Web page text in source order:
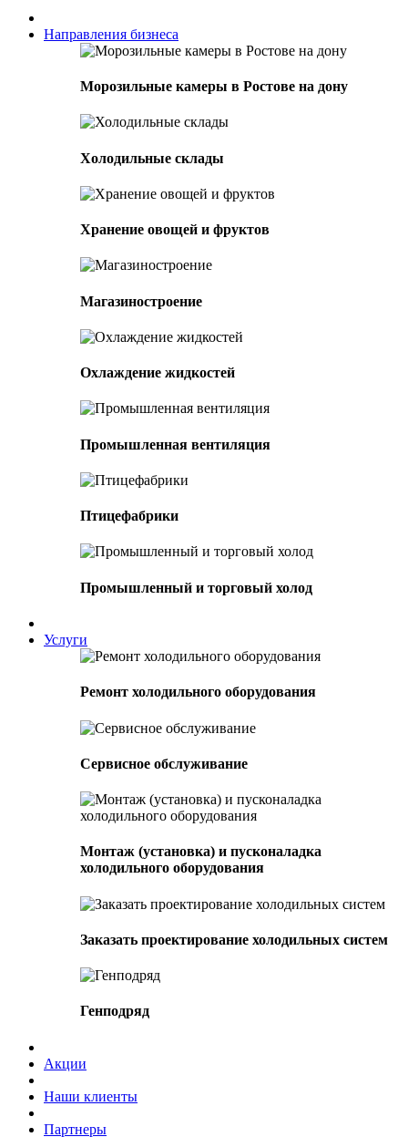
Направления бизнеса
Морозильные камеры в Ростове на дону
Холодильные склады
Хранение овощей и фруктов
Магазиностроение
Охлаждение жидкостей
Промышленная вентиляция
Птицефабрики
Промышленный и торговый холод
Услуги
Ремонт холодильного оборудования
Сервисное обслуживание
Монтаж (установка) и пусконаладка
холодильного оборудования
Заказать проектирование холодильных систем
Генподряд
Акции
Наши клиенты
Партнеры